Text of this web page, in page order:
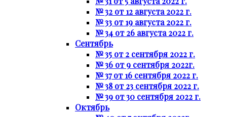
№ 32 от 12 августа 2022 г.
№ 33 от 19 августа 2022 г.
№ 34 от 26 августа 2022 г.
Сентябрь
№ 35 от 2 сентября 2022 г.
№ 36 от 9 сентября 2022г.
№ 37 от 16 сентября 2022 г.
№ 38 от 23 сентября 2022 г.
№ 39 от 30 сентября 2022 г.
Октябрь